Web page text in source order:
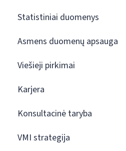
Statistiniai duomenys
Asmens duomenų apsauga
Viešieji pirkimai
Karjera
Konsultacinė taryba
VMI strategija